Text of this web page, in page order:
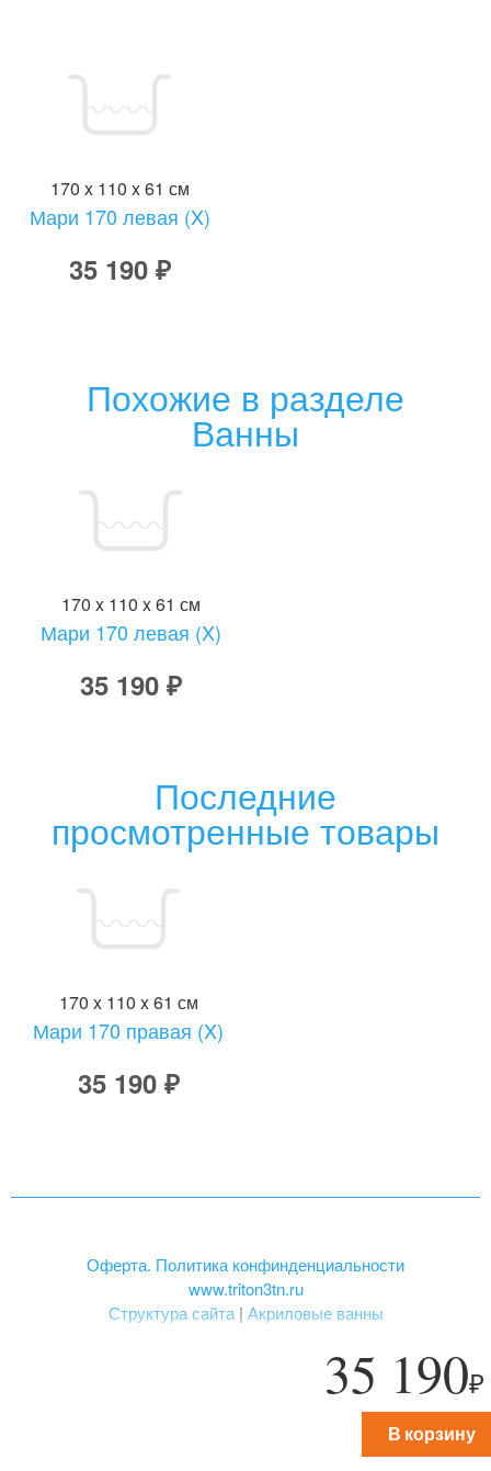
35 190₽
В корзину
170 x 110 x 61 см
Мари 170 левая (X)
35 190 ₽
Похожие в разделе
Ванны
170 x 110 x 61 см
Мари 170 левая (X)
35 190 ₽
Последние
просмотренные товары
170 x 110 x 61 см
Мари 170 правая (X)
35 190 ₽
Оферта. Политика конфинденциальности
www.triton3tn.ru
Структура сайта| Акриловые ванны
«ТРИТОН», зарегистрированная торговая марка.